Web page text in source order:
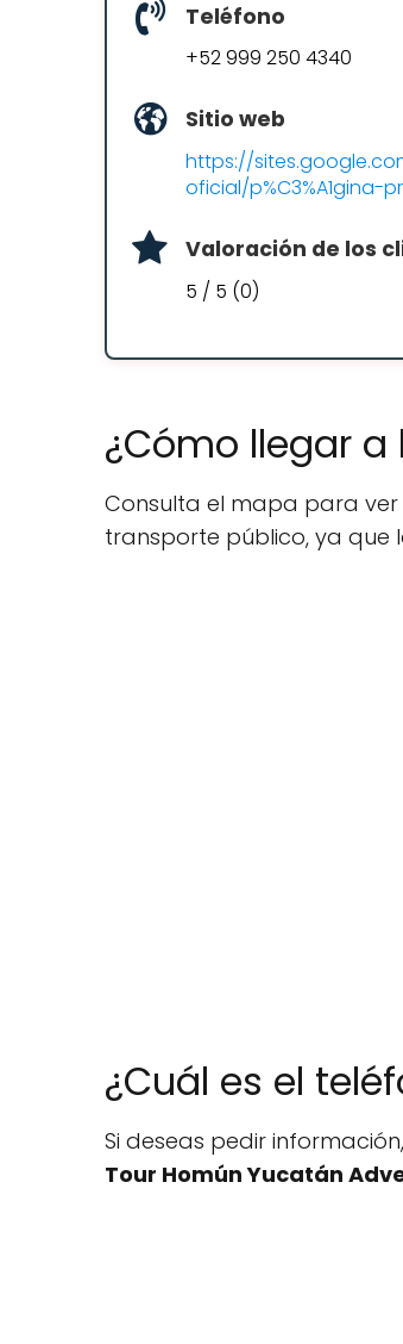
Teléfono
+52 999 250 4340
Sitio web
https://
oficial/p%C3%A1gina-
Valoración de los
5 / 5 (0)
¿Cómo llegar a
Consulta el mapa para
transporte público, ya que
¿Cuál es el
Si deseas pedir
Tour Homún Yucatán